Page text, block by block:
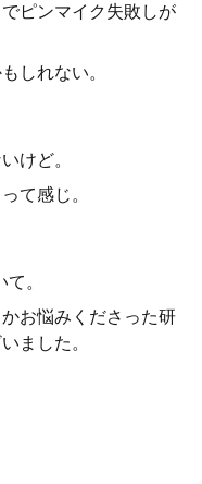
ピンマイク失敗しが
しれない。
けど。
て感じ。
。
お悩みくださった研
ました。